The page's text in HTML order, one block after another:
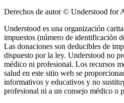
Derechos de autor © Understood for
Understood es una organización
impuestos (número de identificación
Las donaciones son deducibles de
dispuesto por la ley. Understood no
médico ni profesional. Los recursos
salud en este sitio web se
informativos y educativos y no
profesional ni a un consejo médico o